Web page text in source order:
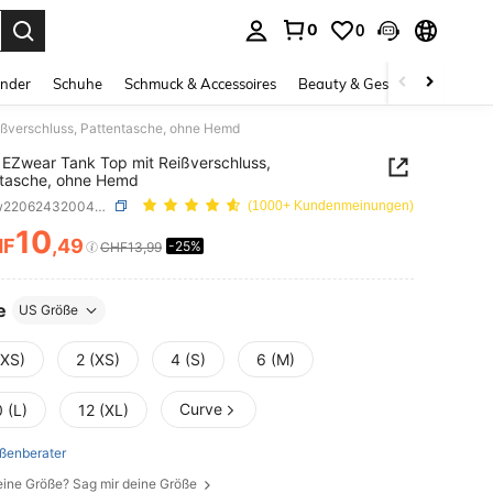
0 0
Schuhe Schmuck & Accessoires Beauty & Gesundheit
Pattentasche, ohne Hemd
EZwear Tank Top mit Reißverschluss,
ohne Hemd
SKU: sw2206243200466849 (1000+ Kundenmeinungen)
AND AVAILABILITY
10,49 CHF13,99 -25%
US Größe
2 (XS) 4 (S) 6 (M)
(L) 12 (XL) Curve
Größe? Sag mir deine Größe